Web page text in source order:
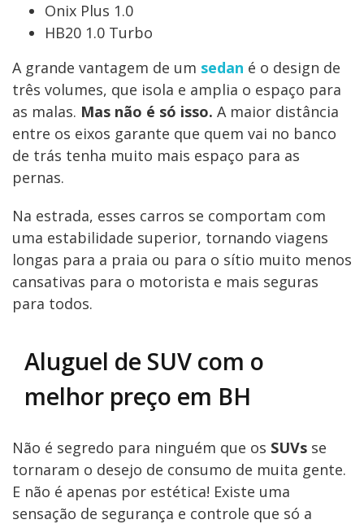
Onix Plus 1.0
HB20 1.0 Turbo
A grande vantagem de um sedan é o design de
três volumes, que isola e amplia o espaço para
as malas. Mas não é só isso. A maior distância
entre os eixos garante que quem vai no banco
de trás tenha muito mais espaço para as
pernas.
Na estrada, esses carros se comportam com
uma estabilidade superior, tornando viagens
longas para a praia ou para o sítio muito menos
cansativas para o motorista e mais seguras
para todos.
Aluguel de SUV com o
melhor preço em BH
Não é segredo para ninguém que os SUVs se
tornaram o desejo de consumo de muita gente.
E não é apenas por estética! Existe uma
sensação de segurança e controle que só a